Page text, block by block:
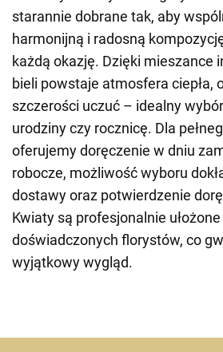
starannie dobrane tak, aby
harmonijną i radosną
każdą okazję. Dzięki mieszance
bieli powstaje atmosfera ciepła,
szczerości uczuć – idealny
urodziny czy rocznicę. Dla
oferujemy doręczenie w dniu
robocze, możliwość wyboru
dostawy oraz potwierdzenie
Kwiaty są profesjonalnie
doświadczonych florystów, co
wyjątkowy wygląd.